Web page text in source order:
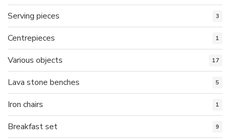
Serving pieces 3
Centrepieces 1
Various objects 17
Lava stone benches 5
Iron chairs 1
Breakfast set 9